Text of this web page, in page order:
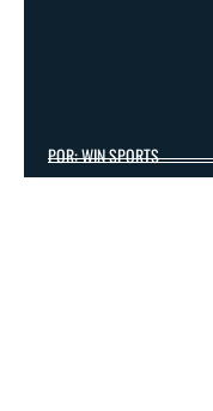
POR: WIN SPORTS